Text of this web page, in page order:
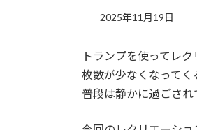
2025年11月19日
トランプを使ってレ
枚数が少なくなってく
普段は静かに過ごされ